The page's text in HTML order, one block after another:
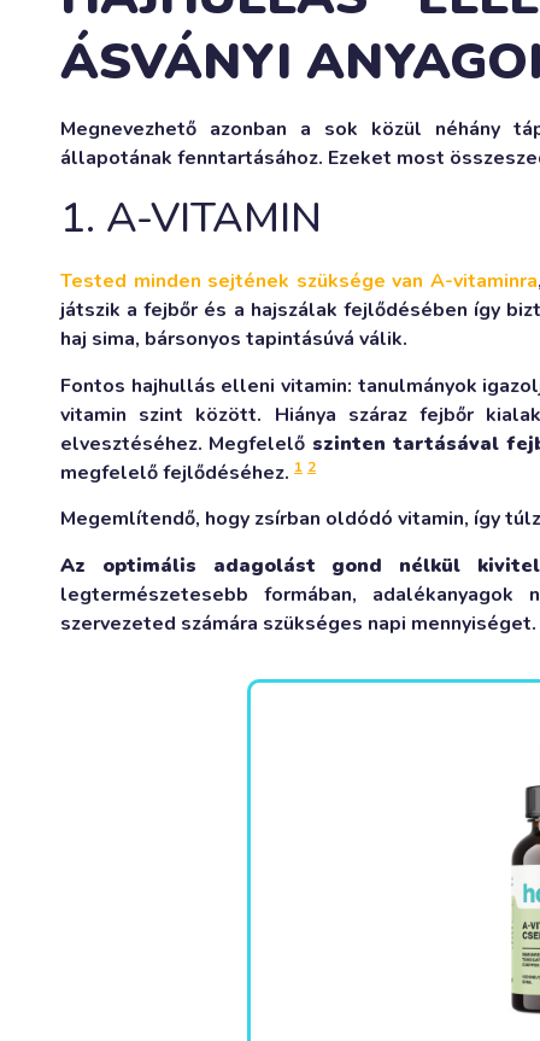
ÁSVÁNYI
Megnevezhető azonban a sok közül néhány
állapotának fenntartásához. Ezeket most
1. A-VITAMIN
Tested minden sejtének szüksége van A-vitaminra
játszik a fejbőr és a hajszálak fejlődésében így
haj sima, bársonyos tapintásúvá válik.
Fontos hajhullás elleni vitamin: tanulmányok
vitamin szint között. Hiánya száraz fejbőr
elvesztéséhez. Megfelelő szinten tartásával
megfelelő fejlődéséhez. 1 2
Megemlítendő, hogy zsírban oldódó vitamin, így
Az optimális adagolást gond nélkül
legtermészetesebb formában,
szervezeted számára szükséges napi mennyiséget.